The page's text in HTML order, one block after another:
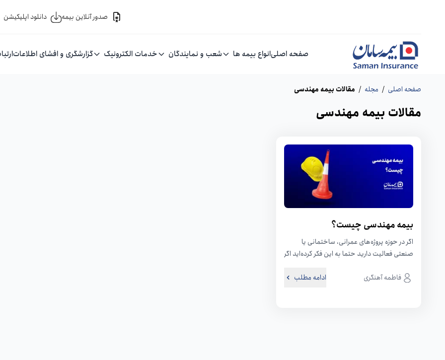
صدور آنلاین بیمه دانلود اپلیکیشن
صفحه اصلیانواع بیمه ها شعب و نمایندگان خدمات الکترونیک گزارشگری و افشای اطلاعات
صفحه اصلی / مجله / مقالات بیمه مهندسی
مقالات بیمه مهندسی
بیمه مهندسی چیست؟
اگر در حوزه پروژه‌های عمرانی، ساختمانی یا
صنعتی فعالیت دارید حتما به این فکر کرده‌اید اگر
فاطمه آهنگری
ادامه مطلب